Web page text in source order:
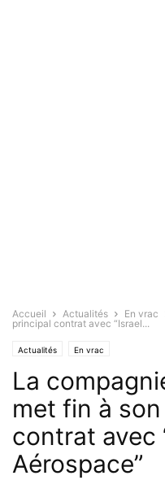
Accueil Actualités En vrac
principal contrat avec “Israel...
Actualités En vrac
La
met fin à
contrat avec
Aérospace”